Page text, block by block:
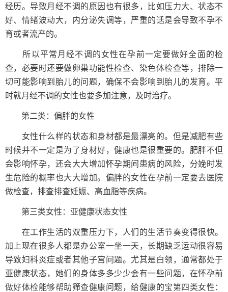
经历。导致月经不调的原因也有很多，比如压力大、状态不
好、情绪波动大，内分泌失调等，严重的话是会导致不孕不
育或者流产的。
所以平常月经不调的女性在孕前一定要做好全面的检
查，必要时还要做卵巢功能性检查、染色体检查等，排除一
切可能影响到胎儿的问题，确保不会影响到胎儿的发育。平
时就月经不调的女性也要多加注意，及时治疗。
第二类：偏胖的女性
女性什么样的状态和身材都是最漂亮的。但是减肥有些
时候并不一定是为了身材好，健康也是很重要的。肥胖不但
会影响怀孕，还会大大增加怀孕期间患病的风险，分娩时发
生危险的概率也大大增加。偏胖的女性在孕前一定要去医院
做检查，排查排查妊娠、高血脂等疾病。
第三类女性：亚健康状态女性
在工作生活的双重压力下，人们的生活节奏变得很快。
加上现在很多人都是办公室一坐一天，长期缺乏运动很容易
导致妇科炎症或者其他子宫问题。尤其是白领，通常都处于
亚健康状态，她们的身体多多少少会有一些问题，在怀孕前
做好体检能够帮助筛查健康问题，给健康的宝第四类女性：